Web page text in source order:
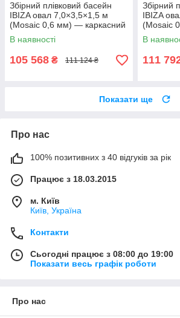
Збірний плівковий басейн
IBIZA овал 7,0×3,5×1,5 м
(Mosaic 0,6 мм) — каркасний
басейн для приватного
використання
В наявності
105 568 ₴ 111 124 ₴
Збірний
IBIZA
(Mosaic
басейн
В
111
Показати ще
Про нас
100% позитивних з 40 відгуків за рік
Працює з 18.03.2015
м. Київ
Київ, Україна
Контакти
Сьогодні працює з 08:00 до 19:00
Показати весь графік роботи
Про нас